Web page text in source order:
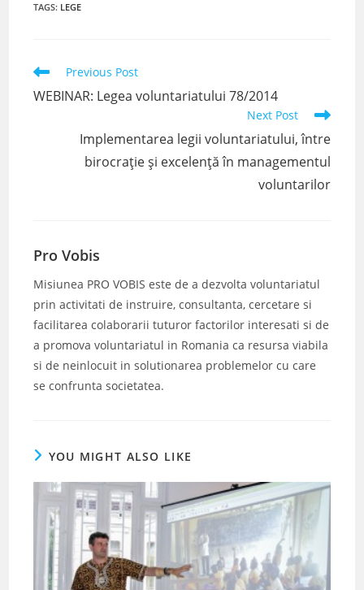
TAGS: LEGE
Read
articles
Previous Post
WEBINAR: Legea voluntariatului 78/2014
Next Post
Implementarea legii voluntariatului, între
birocrație și excelență în managementul
voluntarilor
Pro Vobis
Misiunea PRO VOBIS este de a dezvolta voluntariatul
prin activitati de instruire, consultanta, cercetare si
facilitarea colaborarii tuturor factorilor interesati si de
a promova voluntariatul in Romania ca resursa viabila
si de neinlocuit in solutionarea problemelor cu care
se confrunta societatea.
YOU MIGHT ALSO LIKE